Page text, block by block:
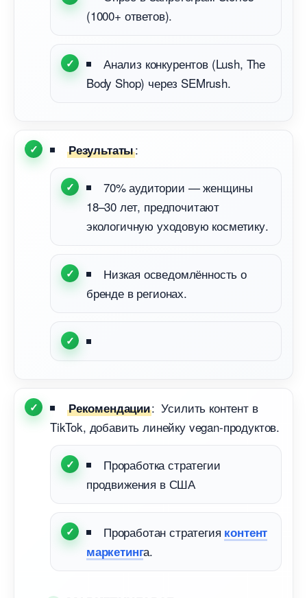
(1000+ ответов).
Анализ конкурентов (Lush, The
Body Shop) через SEMrush.
Результаты:
70% аудитории — женщины
18–30 лет, предпочитают
экологичную уходовую косметику.
Низкая осведомлённость о
ренде в регионах.
Рекомендации: Усилить контент
TikTok, добавить линейку vegan-продуктов.
Проработка стратегии
продвижения в США
Проработан стратегия контент
маркетина.